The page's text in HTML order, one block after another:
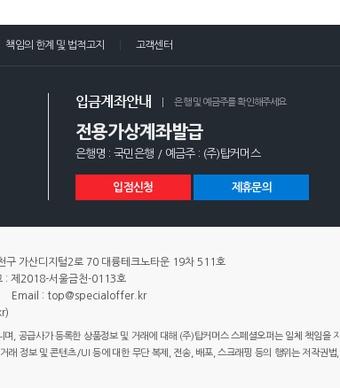
책임의 한계 및 법적고지 고객센터
입금계좌안내 은행 및 예금주를 확인해주세요
전용가상계좌발급
은행명 : 국민은행 / 예금주 : (주)탑커머스
입점신청 제휴문의
구 가산디지털2로 70 대륭테크노타운 19차 511호
: 제2018-서울금천-0113호
Email : top@specialoffer.kr
, 공급사가 등록한 상품정보 및 거래에 대해 (주)탑커머스 스페셜오퍼는 일체 책임을 지
래 정보 및 콘텐츠/UI 등에 대한 무단 복제, 전송, 배포, 스크래핑 등의 행위는 저작권법,